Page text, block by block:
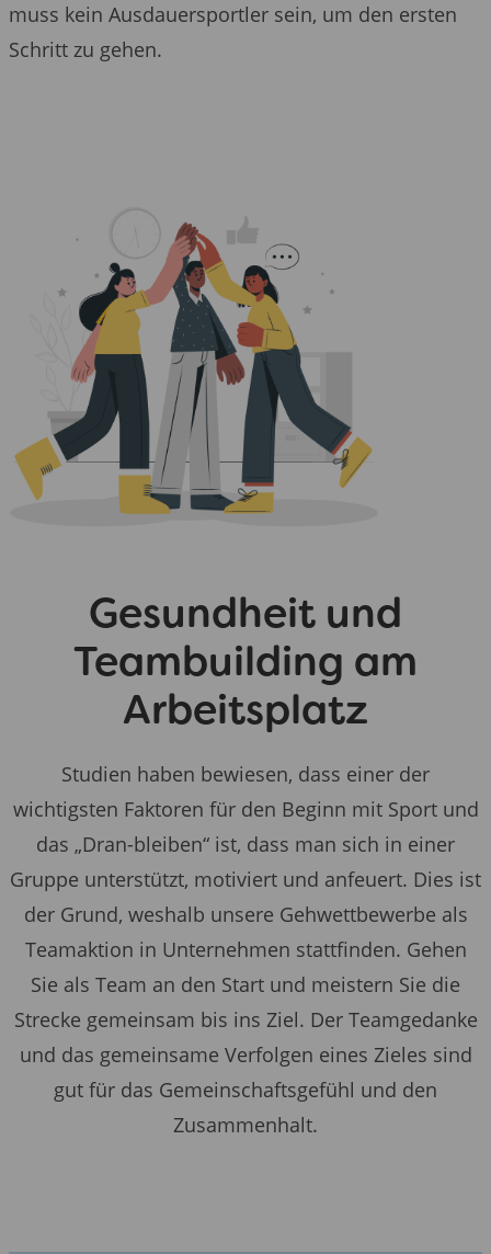
muss kein Ausdauersportler sein, um den ersten
Schritt zu gehen.
Gesundheit und
Teambuilding am
Arbeitsplatz
Studien haben bewiesen, dass einer der
wichtigsten Faktoren für den Beginn mit Sport und
das „Dran-bleiben“ ist, dass man sich in einer
Gruppe unterstützt, motiviert und anfeuert. Dies ist
der Grund, weshalb unsere Gehwettbewerbe als
Teamaktion in Unternehmen stattfinden. Gehen
Sie als Team an den Start und meistern Sie die
Strecke gemeinsam bis ins Ziel. Der Teamgedanke
und das gemeinsame Verfolgen eines Zieles sind
gut für das Gemeinschaftsgefühl und den
Zusammenhalt.